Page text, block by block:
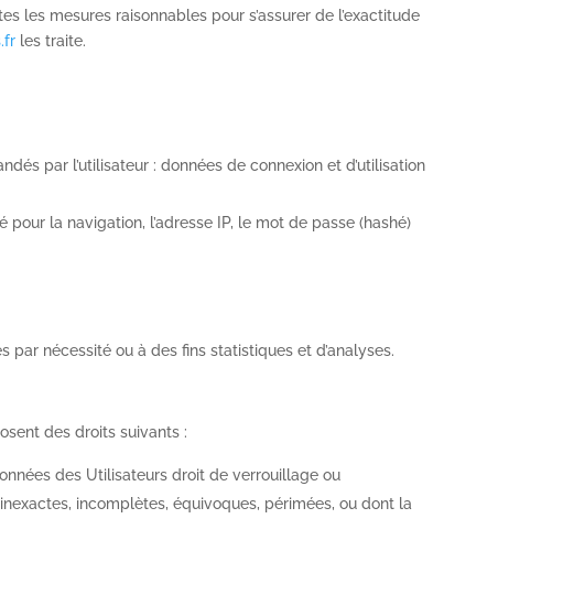
les mesures raisonnables pour s’assurer de l’exactitude
les traite.
par l’utilisateur : données de connexion et d’utilisation
la navigation, l’adresse IP, le mot de passe (hashé)
nécessité ou à des fins statistiques et d’analyses.
des droits suivants :
des Utilisateurs droit de verrouillage ou
inexactes, incomplètes, équivoques, périmées, ou dont la